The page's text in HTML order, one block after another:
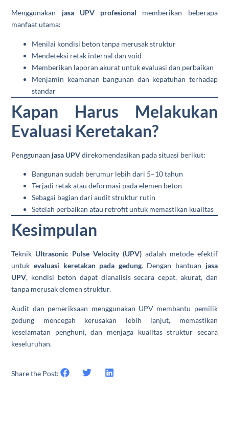
Menggunakan jasa UPV profesional memberikan beberapa
manfaat utama:
Menilai kondisi beton tanpa merusak struktur
Mendeteksi retak internal dan void
Memberikan laporan akurat untuk evaluasi dan perbaikan
Menjamin keamanan bangunan dan kepatuhan terhadap
standar
Kapan Harus Melakukan
Evaluasi Keretakan?
Penggunaan jasa UPVdirekomendasikan pada situasi berikut:
Bangunan sudah berumur lebih dari 5–10 tahun
Terjadi retak atau deformasi pada elemen beton
Sebagai bagian dari audit struktur rutin
Setelah perbaikan atau retrofit untuk memastikan kualitas
Kesimpulan
Teknik Ultrasonic Pulse Velocity (UPV)adalah metode efektif
untuk evaluasi keretakan pada gedung. Dengan bantuan jasa
UPV, kondisi beton dapat dianalisis secara cepat, akurat, dan
tanpa merusak elemen struktur.
Audit dan pemeriksaan menggunakan UPV membantu pemilik
gedung mencegah kerusakan lebih lanjut, memastikan
keselamatan penghuni, dan menjaga kualitas struktur secara
keseluruhan.
Share the Post: